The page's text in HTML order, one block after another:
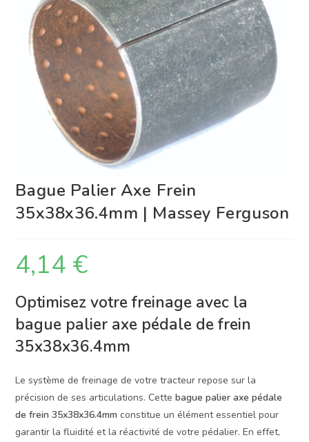
Bague Palier Axe Frein
35x38x36.4mm | Massey Ferguson
4,14 €
Optimisez votre freinage avec la
bague palier axe pédale de frein
35x38x36.4mm
Le système de freinage de votre tracteur repose sur la
précision de ses articulations. Cettebague palier axe pédale
de frein 35x38x36.4mm constitue un élément essentiel pour
garantir la fluidité et la réactivité de votre pédalier. En effet,